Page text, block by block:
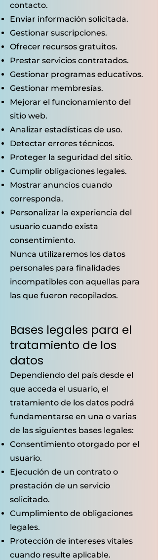
contacto.
Enviar información solicitada.
Gestionar suscripciones.
Ofrecer recursos gratuitos.
Prestar servicios contratados.
Gestionar programas educativos.
Gestionar membresías.
Mejorar el funcionamiento del
sitio web.
Analizar estadísticas de uso.
Detectar errores técnicos.
Proteger la seguridad del sitio.
Cumplir obligaciones legales.
Mostrar anuncios cuando
corresponda.
Personalizar la experiencia del
usuario cuando exista
consentimiento.
Nunca utilizaremos los datos
personales para finalidades
incompatibles con aquellas para
las que fueron recopilados.
Bases legales para el
tratamiento de los
datos
Dependiendo del país desde el
que acceda el usuario, el
tratamiento de los datos podrá
fundamentarse en una o varias
de las siguientes bases legales:
Consentimiento otorgado por el
usuario.
Ejecución de un contrato o
prestación de un servicio
solicitado.
Cumplimiento de obligaciones
legales.
Protección de intereses vitales
cuando resulte aplicable.